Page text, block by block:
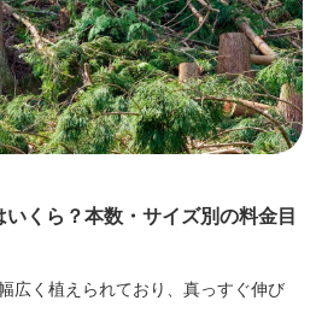
くら？本数・サイズ別の料金目
広く植えられており、真っすぐ伸び